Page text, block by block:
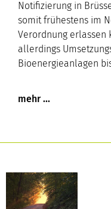
Notifizierung in
somit frühestens im
Verordnung erlassen
allerdings
Bioenergieanlagen